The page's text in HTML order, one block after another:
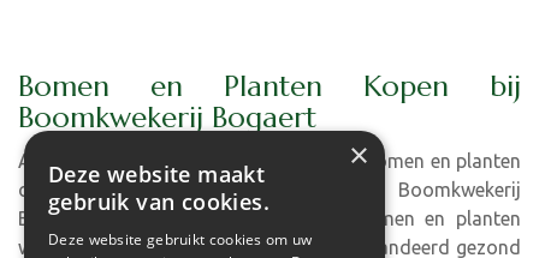
Bomen en Planten Kopen bij
Boomkwekerij Bogaert
Als je op zoek bent naar hoogwaardige bomen en planten
om jouw tuin te verfraaien, ben je bij Boomkwekerij
Bogaert aan het juiste adres. Onze bomen en planten
worden met zorg gekweekt en zijn gegarandeerd gezond
×
Deze website maakt
gebruik van cookies.
Deze website gebruikt cookies om uw